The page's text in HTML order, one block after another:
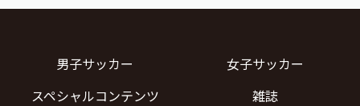
男子サッカー
女子サッカー
スペシャルコンテンツ
雑誌